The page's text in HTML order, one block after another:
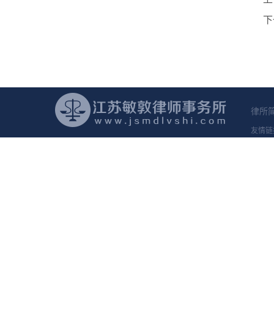
律所
友情